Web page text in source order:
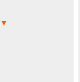
▼